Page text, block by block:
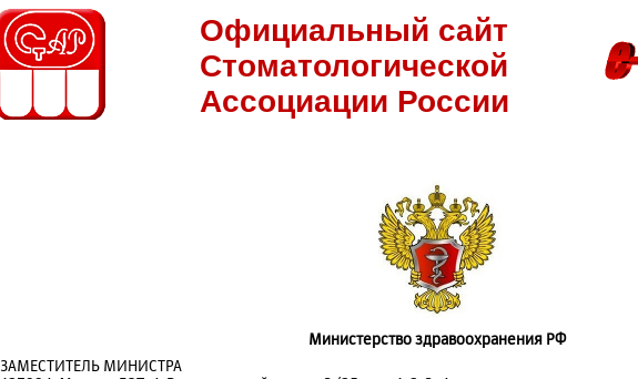
Официальный сайт
Стоматологической
Ассоциации России
Министерство здравоохранения РФ
ЗАМЕСТИТЕЛЬ МИНИСТРА